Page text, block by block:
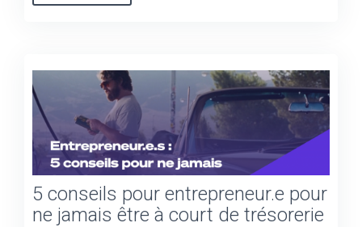
5 conseils pour entrepreneur.e pour
ne jamais être à court de trésorerie